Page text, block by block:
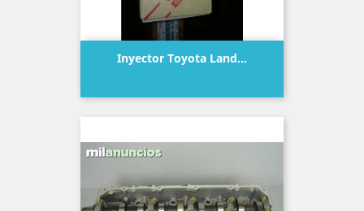
Inyector Toyota Land...